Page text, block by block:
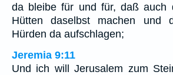
da bleibe für und für, daß auch
Hütten daselbst machen und
Hürden da aufschlagen;
Jeremia 9:11
Und ich will Jerusalem zum